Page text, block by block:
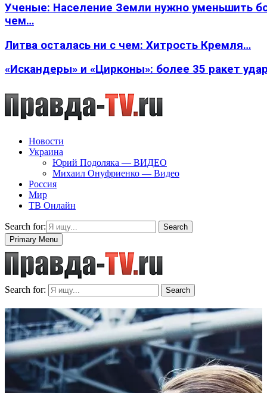
Ученые: Население Земли нужно уменьшить
чем…
Литва осталась ни с чем: Хитрость Кремля…
«Искандеры» и «Цирконы»: более 35 ракет
Новости
Украина
Юрий Подоляка — ВИДЕО
Михаил Онуфриенко — Видео
Россия
Мир
ТВ Онлайн
Search for:
Search
Primary Menu
Search for: Search